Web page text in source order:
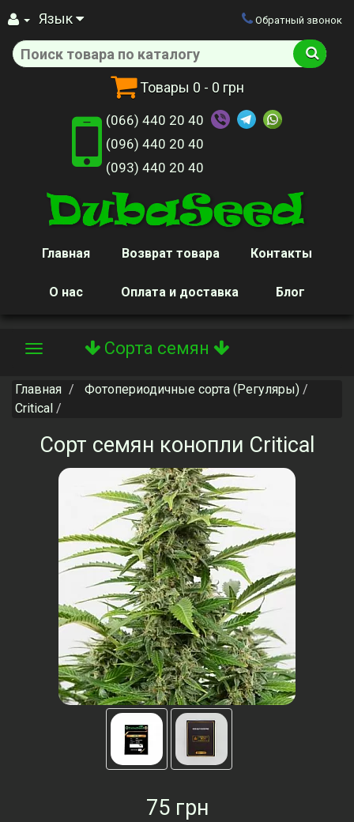
Язык
Товары 0 - 0 грн
Обратный звонок
(066) 440 20 40
(096) 440 20 40
(093) 440 20 40
Главная Возврат товара Контакты
О нас Оплата и доставка Блог
Сорта семян
Toggle
Главная
Фотопериодичные сорта (Регуляры)
Critical
Сорт семян конопли Critical
75 грн